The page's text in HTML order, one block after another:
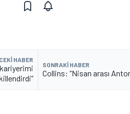
HABER
SONRAKI HABER
Collins: “Nisan arası